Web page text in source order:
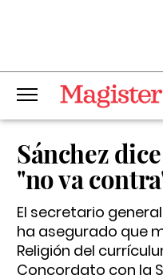
Sánchez
"no va
El secretario general
ha asegurado que
Religión del
Concordato con la